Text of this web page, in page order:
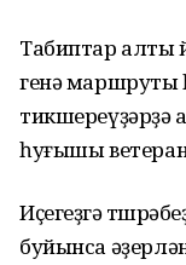
Табиптар алты
генә маршруты
тикшереүҙәрҙә
һуғышы
Иҫегеҙгә
буйынса